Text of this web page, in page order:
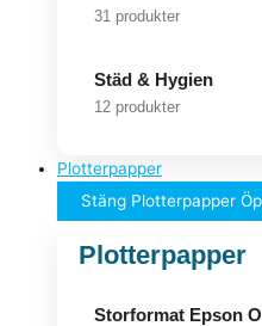
31 produkter
Städ & Hygien
12 produkter
Plotterpapper
Stäng Plotterpapper
Plotterpapper
Storformat Epson